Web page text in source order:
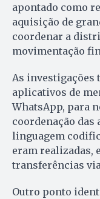
apontado como
aquisição de
coordenar a
movimentação
As investigações
aplicativos de
WhatsApp, para
coordenação
linguagem
eram realizadas,
transferências
Outro ponto